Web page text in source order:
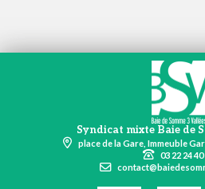
Syndicat mixte Baie de
place de la Gare, Immeuble
03 22 24 40